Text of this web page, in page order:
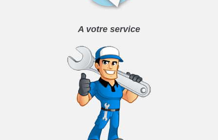
A votre service